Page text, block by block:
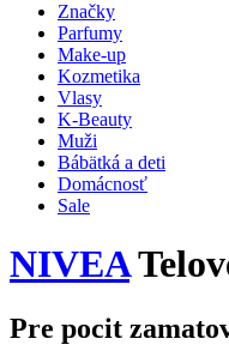
Značky
Parfumy
Make-up
Kozmetika
Vlasy
K-Beauty
Muži
Bábätká a deti
Domácnosť
Sale
NIVEA
Pre pocit